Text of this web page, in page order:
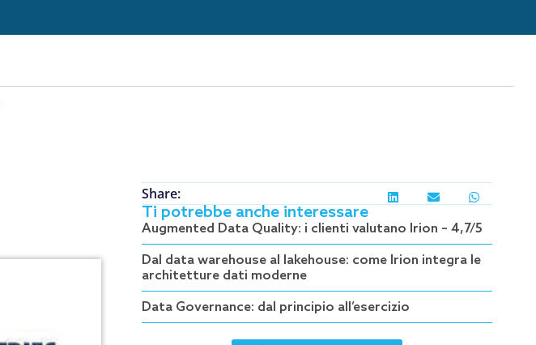
Share:
Ti potrebbe anche interessare
Augmented Data Quality: i clienti valutano Irion – 4,7/5
Dal data warehouse al lakehouse: come Irion integra le
architetture dati moderne
Data Governance: dal principio all’esercizio